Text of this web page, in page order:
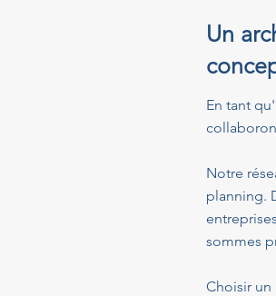
Un
En tant
Notre
planning.
sommes
Choisir un